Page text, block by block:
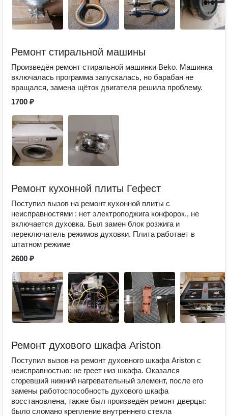
Ремонт стиральной машины
Произведён ремонт стиральной машинки Beko. Машинка
включалась программа запускалась, но барабан не
вращался, замена щёток двигателя решила проблему.
1700 ₽
Ремонт кухонной плиты Гефест
Поступил вызов на ремонт кухонной плиты с
неисправностями : нет электроподжига конфорок., не
включается духовка. Был замен блок розжига и
переключатель режимов духовки. Плита работает в
штатном режиме
2600 ₽
Ремонт духового шкафа Ariston
Поступил вызов на ремонт духовного шкафа Ariston с
неисправностью: не греет низ шкафа. Оказался
сгоревший нижний нагревательный элемент, после его
замены работоспособность духового шкафа
восстановлена, также был произведён ремонт дверцы:
было сломано крепление внутреннего стекла